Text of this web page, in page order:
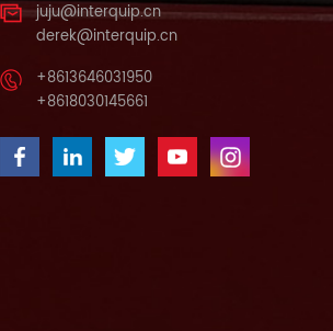
juju@interquip.cn
derek@interquip.cn
+8613646031950
+8618030145661